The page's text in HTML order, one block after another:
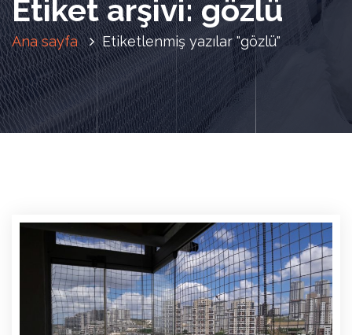
Etiket arşivi: gözlü
Ana sayfa Etiketlenmiş yazılar "gözlü"